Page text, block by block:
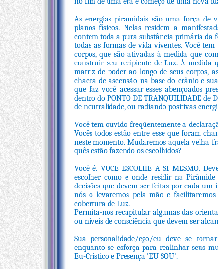
As energias piramidais são uma força de
planos físicos. Nelas residem a
contem toda a pura substância primária da
todas as formas de vida viventes. Você
corpos, que são ativadas à medida que
construir seu recipiente de Luz. À medida
matriz de poder ao longo de seus corpos,
chacra de ascensão na base do crânio e
que faz você acessar esses abençoados
dentro do PONTO DE TRANQUILIDADE de
de neutralidade, ou radiando positivas
Você tem ouvido freqüentemente a
Vocês todos estão entre esse que foram
neste momento. Mudaremos aquela velha
quês estão fazendo os escolhidos?
Você é. VOCE ESCOLHE A SI MESMO.
escolher como e onde residir na
decisões que devem ser feitas por cada
nós o levaremos pela mão e
cobertura de Luz.
Permita-nos recapitular algumas das
ou níveis de consciência que devem ser
Sua personalidade/ego/eu deve se
enquanto se esforça para realinhar seus
Eu-Crístico e Presença 'EU SOU'.